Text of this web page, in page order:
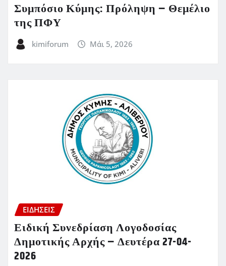
Συμπόσιο Κύμης: Πρόληψη – Θεμέλιο
της ΠΦΥ
kimiforum Μάι 5, 2026
ΕΙΔΗΣΕΙΣ
Ειδική Συνεδρίαση Λογοδοσίας
Δημοτικής Αρχής – Δευτέρα 27-04-
2026